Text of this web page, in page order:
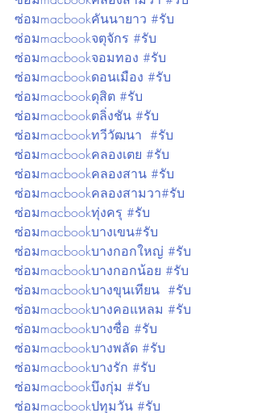
ซ่อมmacbookคันนายาว #รับ
ซ่อมmacbookจตุจักร #รับ
ซ่อมmacbookจอมทอง #รับ
ซ่อมmacbookดอนเมือง #รับ
ซ่อมmacbookดุสิต #รับ
ซ่อมmacbookตลิ่งชัน #รับ
ซ่อมmacbookทวีวัฒนา  #รับ
ซ่อมmacbookคลองเตย #รับ
ซ่อมmacbookคลองสาน #รับ
ซ่อมmacbookคลองสามวา#รับ
ซ่อมmacbookทุ่งครุ #รับ
ซ่อมmacbookบางเขน#รับ
ซ่อมmacbookบางกอกใหญ่ #รับ
ซ่อมmacbookบางกอกน้อย #รับ
ซ่อมmacbookบางขุนเทียน  #รับ
ซ่อมmacbookบางคอแหลม #รับ
ซ่อมmacbookบางซื่อ #รับ
ซ่อมmacbookบางพลัด #รับ
ซ่อมmacbookบางรัก #รับ
ซ่อมmacbookบึงกุ่ม #รับ
ซ่อมmacbookปทุมวัน #รับ